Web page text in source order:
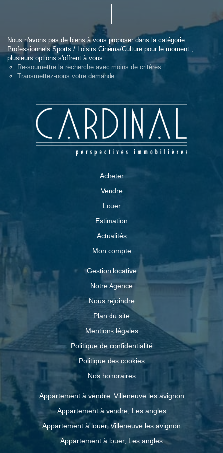
Nous n'avons pas de biens à vous proposer dans la catégorie
Professionnels Sports / Loisirs Cinéma/Culture pour le moment ,
plusieurs options s'offrent à vous :
Re-soumettre la recherche avec moins de critères.
Transmettez-nous votre demande
Acheter
Vendre
Louer
Estimation
Actualités
Mon compte
Gestion locative
Notre Agence
Nous rejoindre
Plan du site
Mentions légales
Politique de confidentialité
Politique des cookies
Nos honoraires
Appartement à vendre, Villeneuve les avignon
Appartement à vendre, Les angles
Appartement à louer, Villeneuve les avignon
Appartement à louer, Les angles